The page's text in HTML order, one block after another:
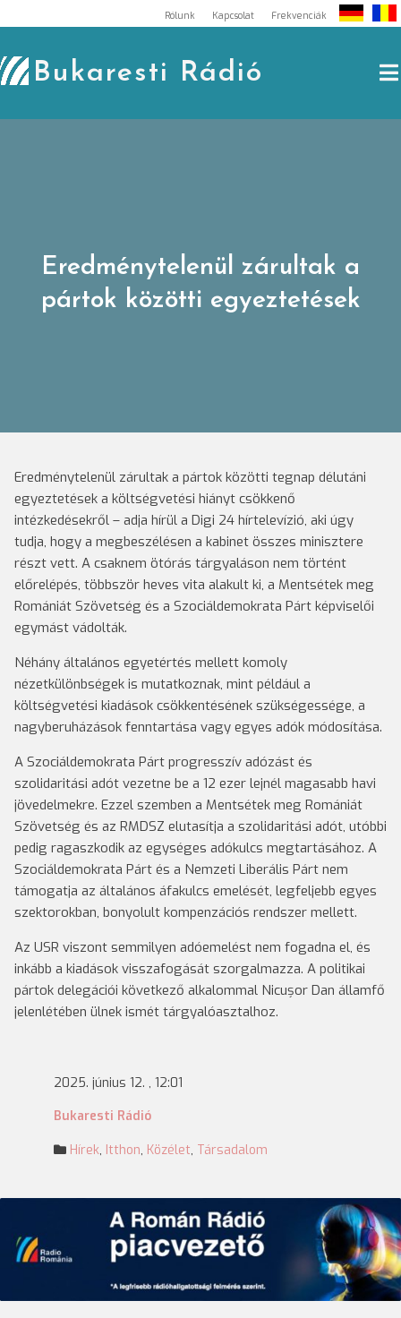
to
content
Rólunk Kapcsolat Frekvenciák
Bukaresti Rádió
Eredménytelenül zárultak a
pártok közötti egyeztetések
Eredménytelenül zárultak a pártok közötti tegnap délutáni
egyeztetések a költségvetési hiányt csökkenő
intézkedésekről – adja hírül a Digi 24 hírtelevízió, aki úgy
tudja, hogy a megbeszélésen a kabinet összes minisztere
részt vett. A csaknem ötórás tárgyaláson nem történt
előrelépés, többször heves vita alakult ki, a Mentsétek meg
Romániát Szövetség és a Szociáldemokrata Párt képviselői
egymást vádolták.
Néhány általános egyetértés mellett komoly
nézetkülönbségek is mutatkoznak, mint például a
költségvetési kiadások csökkentésének szükségessége, a
nagyberuházások fenntartása vagy egyes adók módosítása.
A Szociáldemokrata Párt progresszív adózást és
szolidaritási adót vezetne be a 12 ezer lejnél magasabb havi
jövedelmekre. Ezzel szemben a Mentsétek meg Romániát
Szövetség és az RMDSZ elutasítja a szolidaritási adót, utóbbi
pedig ragaszkodik az egységes adókulcs megtartásához. A
Szociáldemokrata Párt és a Nemzeti Liberális Párt nem
támogatja az általános áfakulcs emelését, legfeljebb egyes
szektorokban, bonyolult kompenzációs rendszer mellett.
Az USR viszont semmilyen adóemelést nem fogadna el, és
inkább a kiadások visszafogását szorgalmazza. A politikai
pártok delegációi következő alkalommal Nicușor Dan államfő
jelenlétében ülnek ismét tárgyalóasztalhoz.
2025. június 12. , 12:01
Bukaresti Rádió
Hírek, Itthon, Közélet, Társadalom